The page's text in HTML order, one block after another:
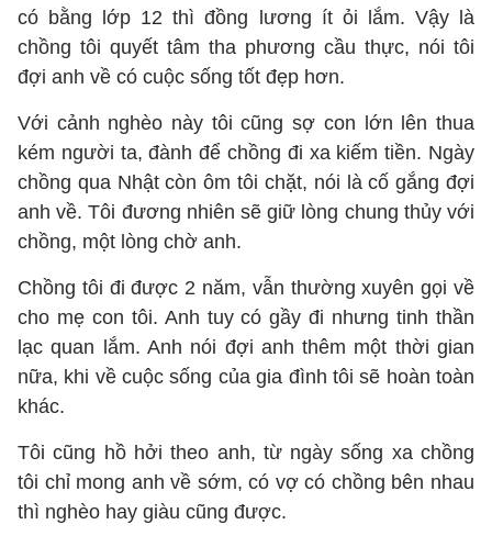
có bằng lớp 12 thì đồng lương ít ỏi lắm. Vậy là
chồng tôi quyết tâm tha phương cầu thực, nói tôi
đợi anh về có cuộc sống tốt đẹp hơn.
Với cảnh nghèo này tôi cũng sợ con lớn lên thua
kém người ta, đành để chồng đi xa kiếm tiền. Ngày
chồng qua Nhật còn ôm tôi chặt, nói là cố gắng đợi
anh về. Tôi đương nhiên sẽ giữ lòng chung thủy với
chồng, một lòng chờ anh.
Chồng tôi đi được 2 năm, vẫn thường xuyên gọi về
cho mẹ con tôi. Anh tuy có gầy đi nhưng tinh thần
lạc quan lắm. Anh nói đợi anh thêm một thời gian
nữa, khi về cuộc sống của gia đình tôi sẽ hoàn toàn
khác.
Tôi cũng hồ hởi theo anh, từ ngày sống xa chồng
tôi chỉ mong anh về sớm, có vợ có chồng bên nhau
thì nghèo hay giàu cũng được.